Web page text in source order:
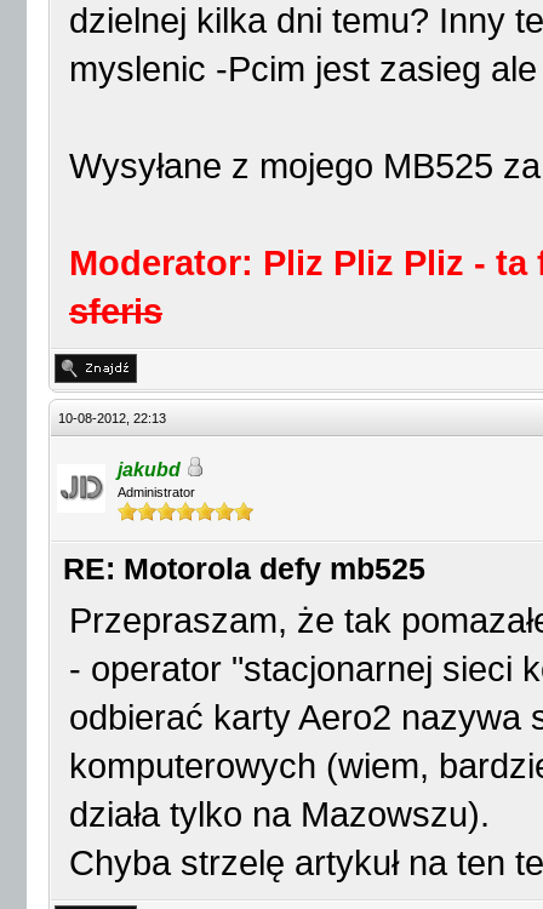
dzielnej kilka dni temu? Inny
myslenic -Pcim jest zasieg
Wysyłane z mojego MB525
Moderator: Pliz Pliz Pliz -
sferis
10-08-2012, 22:13
jakubd
Administrator
RE: Motorola defy mb525
Przepraszam, że tak
- operator "stacjonarnej sieci
odbierać karty Aero2 nazywa
komputerowych (wiem,
działa tylko na Mazowszu).
Chyba strzelę artykuł na ten